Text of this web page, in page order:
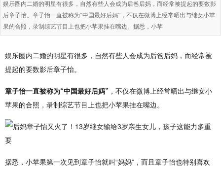
娱乐圈内二婚的明星有很多，自然有些人会成为后爸后妈，而经常被提起的要数影
后章子怡。章子怡一直被称为“中国最好后妈”，不仅在微博上经常晒出与继女小苹
果的合照，录制综艺节目上也把小苹果挂在嘴边。据悉，小苹
娱乐圈内二婚的明星有很多，自然有些人会成为后爸后妈，而经常被
提起的要数影后章子怡。
章子怡一直被称为“中国最好后妈” ，不仅在微博上经常晒出与继女小
苹果的合照，录制综艺节目上也把小苹果挂在嘴边。
据悉，小苹果第一次见到章子怡就叫“妈妈”，而且章子怡也特别喜欢